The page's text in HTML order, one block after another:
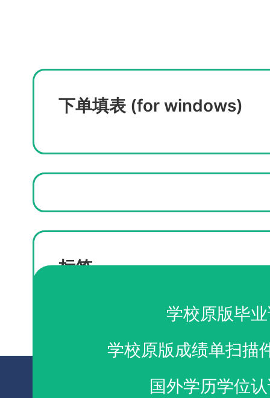
下单填表 (for windows)
标签
学校原版毕
学校原版成绩单扫描
国外学历学位